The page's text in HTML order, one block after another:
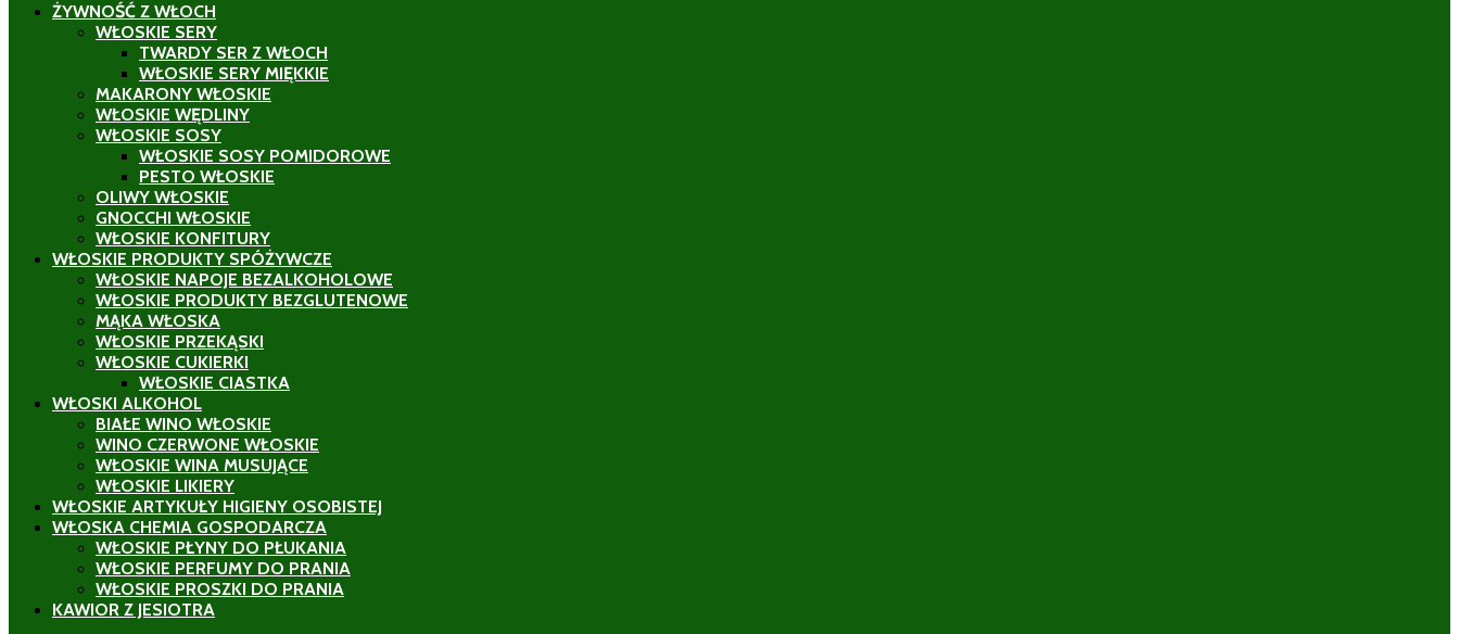
ŻYWNOŚĆ Z WŁOCH
WŁOSKIE SERY
TWARDY SER Z WŁOCH
WŁOSKIE SERY MIĘKKIE
MAKARONY WŁOSKIE
WŁOSKIE WĘDLINY
WŁOSKIE SOSY
WŁOSKIE SOSY POMIDOROWE
PESTO WŁOSKIE
OLIWY WŁOSKIE
GNOCCHI WŁOSKIE
WŁOSKIE KONFITURY
WŁOSKIE PRODUKTY SPÓŻYWCZE
WŁOSKIE NAPOJE BEZALKOHOLOWE
WŁOSKIE PRODUKTY BEZGLUTENOWE
MĄKA WŁOSKA
WŁOSKIE PRZEKĄSKI
WŁOSKIE CUKIERKI
WŁOSKIE CIASTKA
WŁOSKI ALKOHOL
BIAŁE WINO WŁOSKIE
WINO CZERWONE WŁOSKIE
WŁOSKIE WINA MUSUJĄCE
WŁOSKIE LIKIERY
WŁOSKIE ARTYKUŁY HIGIENY OSOBISTEJ
WŁOSKA CHEMIA GOSPODARCZA
WŁOSKIE PŁYNY DO PŁUKANIA
WŁOSKIE PERFUMY DO PRANIA
WŁOSKIE PROSZKI DO PRANIA
KAWIOR Z JESIOTRA